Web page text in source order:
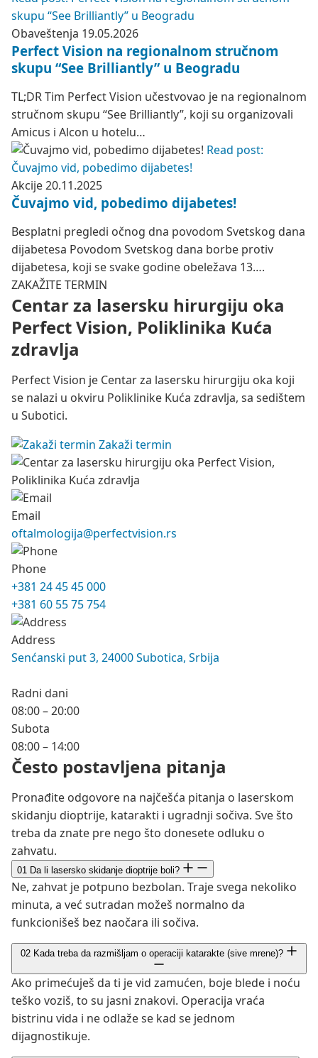
skupu “See Brilliantly” u Beogradu
Obaveštenja 19.05.2026
Perfect Vision na regionalnom stručnom
skupu “See Brilliantly” u Beogradu
TL;DR Tim Perfect Vision učestvovao je na regionalnom
stručnom skupu “See Brilliantly”, koji su organizovali
Amicus i Alcon u hotelu…
Read post:
Čuvajmo vid, pobedimo dijabetes!
Akcije20.11.2025
Čuvajmo vid, pobedimo dijabetes!
Besplatni pregledi očnog dna povodom Svetskog dana
dijabetesa Povodom Svetskog dana borbe protiv
dijabetesa, koji se svake godine obeležava 13….
ZAKAŽITE TERMIN
Centar za lasersku hirurgiju oka
Perfect Vision, Poliklinika Kuća
zdravlja
Perfect Vision je Centar za lasersku hirurgiju oka koji
se nalazi u okviru Poliklinike Kuća zdravlja, sa sedištem
u Subotici.
Zakaži termin
Email
oftalmologija@perfectvision.rs
Phone
+381 24 45 45 000
+381 60 55 75 754
Address
Senćanski put 3, 24000 Subotica, Srbija
Radni dani
08:00 – 20:00
Subota
08:00 – 14:00
Često postavljena pitanja
Pronađite odgovore na najčešća pitanja o laserskom
skidanju dioptrije, katarakti i ugradnji sočiva. Sve što
treba da znate pre nego što donesete odluku o
zahvatu.
01 Da li lasersko skidanje dioptrije boli?
Ne, zahvat je potpuno bezbolan. Traje svega nekoliko
minuta, a već sutradan možeš normalno da
funkcionišeš bez naočara ili sočiva.
02 Kada treba da razmišljam o operaciji katarakte (sive mrene)?
Ako primećuješ da ti je vid zamućen, boje blede i noću
teško voziš, to su jasni znakovi. Operacija vraća
bistrinu vida i ne odlaže se kad se jednom
dijagnostikuje.